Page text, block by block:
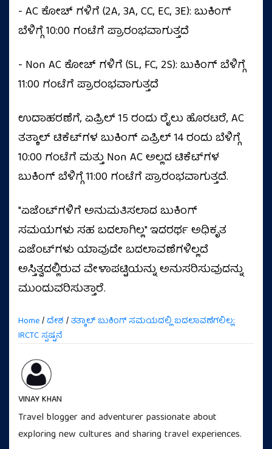
- AC ಕೋಚ್ ಗಳಿಗೆ (2A, 3A, CC, EC, 3E): ಬುಕಿಂಗ್
ಬೆಳಿಗ್ಗೆ 10:00 ಗಂಟೆಗೆ ಪ್ರಾರಂಭವಾಗುತ್ತದೆ
- Non AC ಕೋಚ್ ಗಳಿಗೆ (SL, FC, 2S): ಬುಕಿಂಗ್ ಬೆಳಿಗ್ಗೆ
11:00 ಗಂಟೆಗೆ ಪ್ರಾರಂಭವಾಗುತ್ತದೆ
ಉದಾಹರಣೆಗೆ, ಏಪ್ರಿಲ್ 15 ರಂದು ರೈಲು ಹೊರಟರೆ, AC
ತತ್ಕಾಲ್ ಟಿಕೆಟ್‌ಗಳ ಬುಕಿಂಗ್ ಏಪ್ರಿಲ್ 14 ರಂದು ಬೆಳಿಗ್ಗೆ
10:00 ಗಂಟೆಗೆ ಮತ್ತು Non AC ಅಲ್ಲದ ಟಿಕೆಟ್‌ಗಳ
ಬುಕಿಂಗ್ ಬೆಳಿಗ್ಗೆ 11:00 ಗಂಟೆಗೆ ಪ್ರಾರಂಭವಾಗುತ್ತದೆ.
"ಏಜೆಂಟ್‌ಗಳಿಗೆ ಅನುಮತಿಸಲಾದ ಬುಕಿಂಗ್
ಸಮಯಗಳು ಸಹ ಬದಲಾಗಿಲ್ಲ" ಇದರರ್ಥ ಅಧಿಕೃತ
ಏಜೆಂಟ್‌ಗಳು ಯಾವುದೇ ಬದಲಾವಣೆಗಳಿಲ್ಲದೆ
ಅಸ್ತಿತ್ವದಲ್ಲಿರುವ ವೇಳಾಪಟ್ಟಿಯನ್ನು ಅನುಸರಿಸುವುದನ್ನು
ಮುಂದುವರಿಸುತ್ತಾರೆ.
Home/ ದೇಶ /ತತ್ಕಾಲ್ ಬುಕಿಂಗ್ ಸಮಯದಲ್ಲಿ ಬದಲಾವಣೆಗಲಿಲ್ಲ:
IRCTC ಸ್ಪಷ್ಟನೆ
VINAY KHAN
Travel blogger and adventurer passionate about
exploring new cultures and sharing travel experiences.